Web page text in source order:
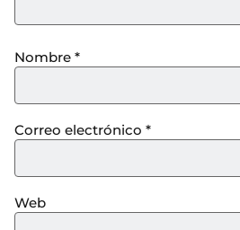
Nombre *
Correo electrónico *
Web